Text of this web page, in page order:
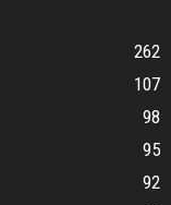
262
107
98
95
92